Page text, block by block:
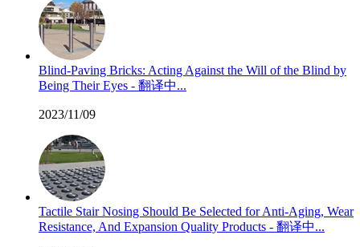
Blind-Paving Bricks: Acting Against the Will of the Blind by
Being Their Eyes - 翻译中...
2023/11/09
Tactile Stair Nosing Should Be Selected for Anti-Aging, Wear
Resistance, And Expansion Quality Products - 翻译中...